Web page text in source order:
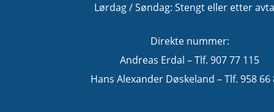
Lørdag / Søndag: Stengt eller etter
Direkte nummer:
Andreas Erdal – Tlf. 907 77 115
Hans Alexander Døskeland – Tlf. 958 66